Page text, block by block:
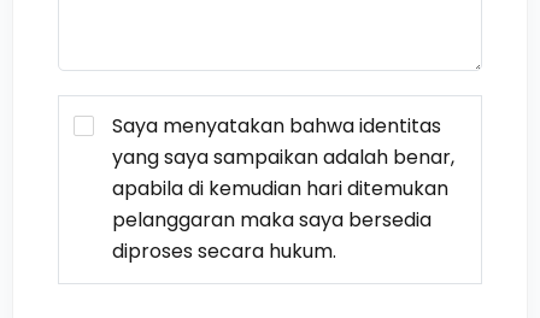
Saya menyatakan bahwa identitas
yang saya sampaikan adalah benar,
apabila di kemudian hari ditemukan
pelanggaran maka saya bersedia
diproses secara hukum.